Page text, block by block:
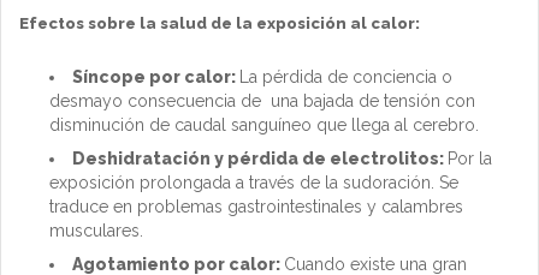
Efectos sobre la salud de la exposición al calor:
Síncope por calor:
La pérdida de conciencia o
desmayo consecuencia de una bajada de tensión con
disminución de caudal sanguíneo que llega al cerebro.
Deshidratación y pérdida de electrolitos: Por la
exposición prolongada a través de la sudoración. Se
traduce en problemas gastrointestinales y calambres
musculares.
Agotamiento por calor: Cuando existe una gran